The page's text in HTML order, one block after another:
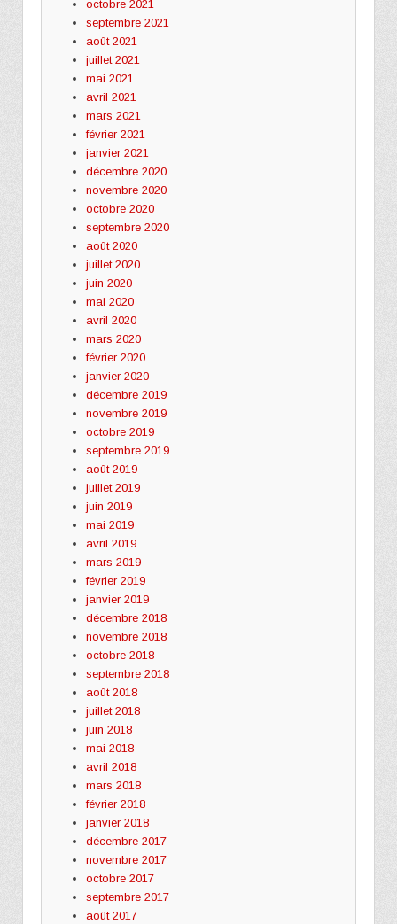
octobre 2021
septembre 2021
août 2021
juillet 2021
mai 2021
avril 2021
mars 2021
février 2021
janvier 2021
décembre 2020
novembre 2020
octobre 2020
septembre 2020
août 2020
juillet 2020
juin 2020
mai 2020
avril 2020
mars 2020
février 2020
janvier 2020
décembre 2019
novembre 2019
octobre 2019
septembre 2019
août 2019
juillet 2019
juin 2019
mai 2019
avril 2019
mars 2019
février 2019
janvier 2019
décembre 2018
novembre 2018
octobre 2018
septembre 2018
août 2018
juillet 2018
juin 2018
mai 2018
avril 2018
mars 2018
février 2018
janvier 2018
décembre 2017
novembre 2017
octobre 2017
septembre 2017
août 2017